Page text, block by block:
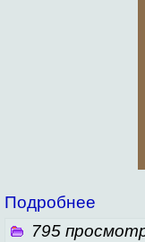
Подробнее
795